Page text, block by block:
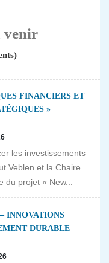
venir
FINANCIERS ET
»
les investissements
Veblen et la Chaire
du projet « New...
INNOVATIONS
DURABLE